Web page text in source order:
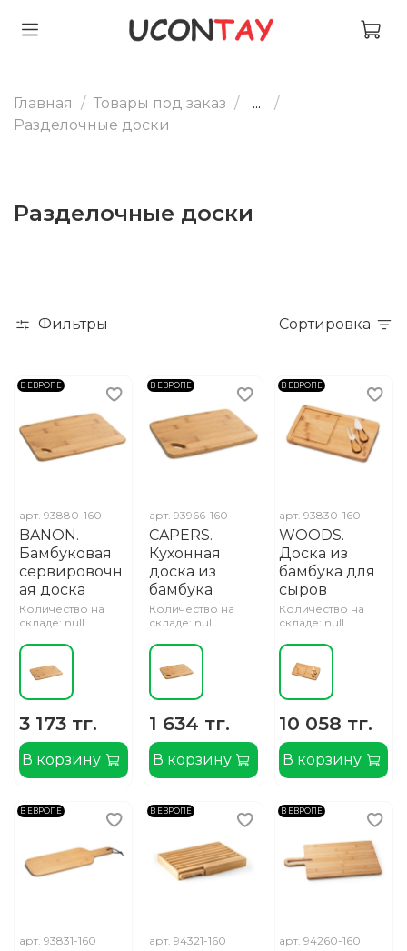
Главная Товары под заказ
...
Разделочные доски
Разделочные доски
Фильтры Сортировка
В ЕВРОПЕ
арт. 93880-160
BANON.
Бамбуковая
сервировочн
ая доска
Количество на
складе: null
3 173 тг.
В корзину
В ЕВРОПЕ
арт.93966-160
CAPERS.
Кухонная
доска из
бамбука
Количество на
складе: null
1 634 тг.
В корзину
В ЕВРОПЕ
арт.93830-160
WOODS.
Доска из
бамбука для
сыров
Количество на
складе: null
10 058 тг.
В корзину
В ЕВРОПЕ
арт. 93831-160
В ЕВРОПЕ
арт.94321-160
В ЕВРОПЕ
арт.94260-160